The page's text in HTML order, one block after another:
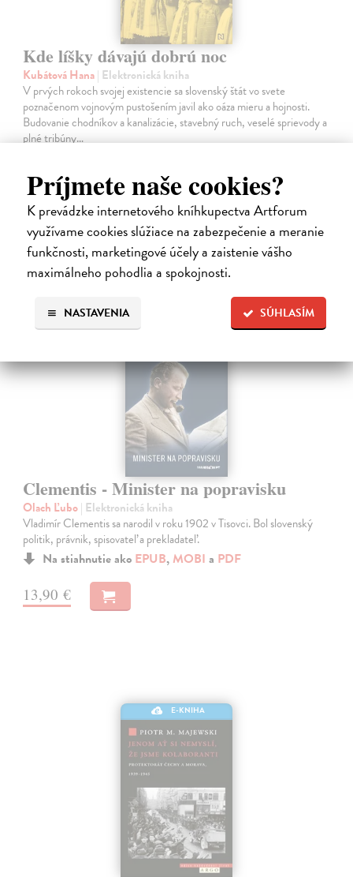
Príjmete naše cookies?
K prevádzke internetového kníhkupectva Artforum
využívame cookies slúžiace na zabezpečenie a meranie
funkčnosti, marketingové účely a zaistenie vášho
maximálneho pohodlia a spokojnosti.
SÚHLASÍM
NASTAVENIA
Kde líšky dávajú dobrú noc
Kubátová Hana| Elektronická kniha
V prvých rokoch svojej existencie sa slovenský štát vo svete
poznačenom vojnovým pustošením javil ako oáza mieru a hojnosti.
Budovanie chodníkov a kanalizácie, stavebný ruch, veselé sprievody a
plné tribúny…
15,90 €
Clementis - Minister na popravisku
Olach Ľubo| Elektronická kniha
Vladimír Clementis sa narodil v roku 1902 v Tisovci. Bol slovenský
politik, právnik, spisovateľ a prekladateľ.
Na stiahnutie ako EPUB, MOBI a PDF
13,90 €
E-KNIHA